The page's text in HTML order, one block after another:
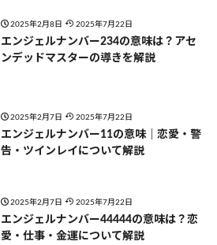
2025年2月8日 2025年7月22日
エンジェルナンバー234の意味は？アセ
ンデッドマスターの導きを解説
2025年2月7日 2025年7月22日
エンジェルナンバー11の意味｜恋愛・警
告・ツインレイについて解説
2025年2月7日 2025年7月22日
エンジェルナンバー44444の意味は？恋
愛・仕事・金運について解説